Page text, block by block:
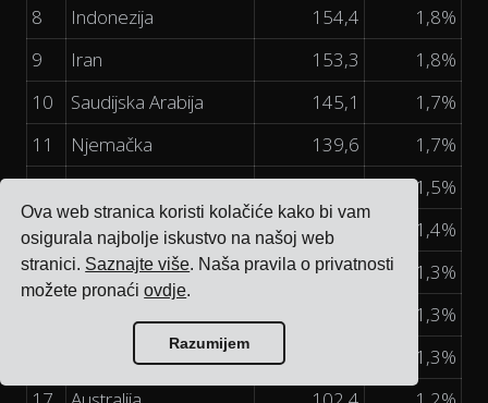
Ova web stranica koristi kolačiće kako bi vam
osigurala najbolje iskustvo na našoj web
stranici. Saznajte više. Naša pravila o privatnosti
možete pronaćiovdje.
Razumijem
8
Indonezija 154,4
1,8%
9
Iran 153,3
1,8%
10
Saudijska Arabija 145,1
1,7%
11
Njemačka 139,6
1,7%
12
Meksiko 129,2
1,5%
13
Francuska 120,5
1,4%
14
Južna Koreja 110,8
1,3%
1,3%
1,3%